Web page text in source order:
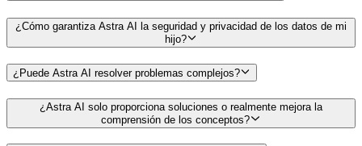
¿Cómo garantiza Astra AI la seguridad y privacidad de los datos de mi
hijo?
¿Puede Astra AI resolver problemas complejos?
¿Astra AI solo proporciona soluciones o realmente mejora la
comprensión de los conceptos?